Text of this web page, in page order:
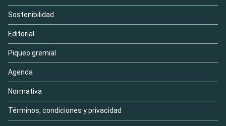
Sostenibilidad
Editorial
Piqueo gremial
Agenda
Normativa
Términos, condiciones y privacidad